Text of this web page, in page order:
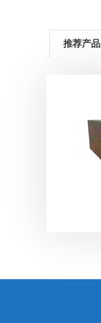
推荐产品